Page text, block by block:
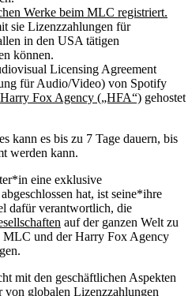
Werke beim MLC registriert.
sie Lizenzzahlungen für
in den USA tätigen
können.
Licensing Agreement
für Audio/Video) von Spotify
Harry Fox Agency („HFA“) gehostet
kann es bis zu 7 Tage dauern, bis
werden kann.
eine exklusive
hat, ist seine*ihre
dafür verantwortlich, die
auf der ganzen Welt zu
MLC und der Harry Fox Agency
mit den geschäftlichen Aspekten
globalen Lizenzzahlungen